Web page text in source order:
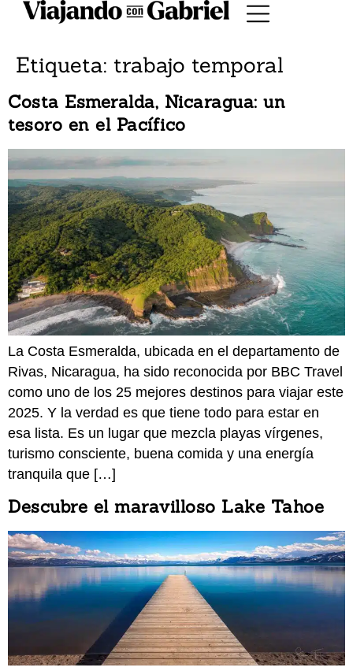
Etiqueta: trabajo temporal
Costa Esmeralda, Nicaragua: un
tesoro en el Pacífico
La Costa Esmeralda, ubicada en el departamento de
Rivas, Nicaragua, ha sido reconocida por BBC Travel
como uno de los 25 mejores destinos para viajar este
2025. Y la verdad es que tiene todo para estar en
esa lista. Es un lugar que mezcla playas vírgenes,
turismo consciente, buena comida y una energía
tranquila que […]
Descubre el maravilloso Lake Tahoe